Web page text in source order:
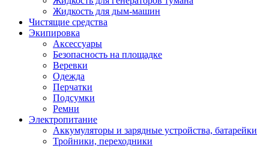
Жидкость для дым-машин
Чистящие средства
Экипировка
Аксессуары
Безопасность на площадке
Веревки
Одежда
Перчатки
Подсумки
Ремни
Электропитание
Аккумуляторы и зарядные устройства, батарейки
Тройники, переходники